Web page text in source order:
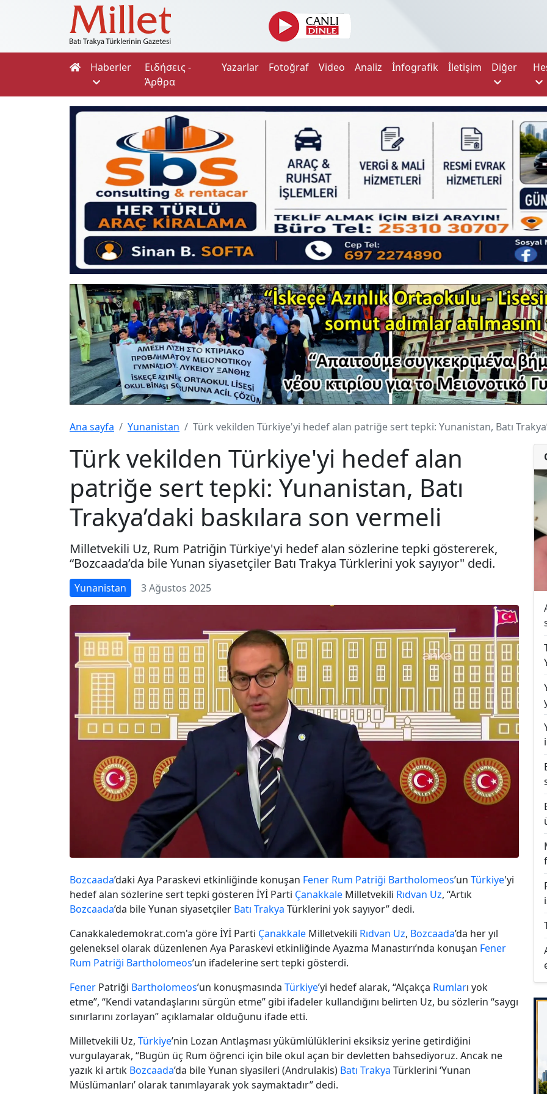
Haberler
Ειδήσεις -
Άρθρα
Yazarlar Fotoğraf Video Analiz İnfografik İletişim Diğer
Ana sayfa Yunanistan Türk vekilden Türkiye'yi hedef alan patriğe sert tepki: Yunanistan, Batı
Türk vekilden Türkiye'yi hedef alan
patriğe sert tepki: Yunanistan, Batı
Trakya’daki baskılara son vermeli
Milletvekili Uz, Rum Patriğin Türkiye'yi hedef alan sözlerine tepki göstererek,
“Bozcaada’da bile Yunan siyasetçiler Batı Trakya Türklerini yok sayıyor" dedi.
Yunanistan 3 Ağustos 2025
Bozcaada’daki Aya Paraskevi etkinliğinde konuşan Fener Rum Patriği Bartholomeos’un Türkiye'yi
hedef alan sözlerine sert tepki gösteren İYİ Parti Çanakkale Milletvekili Rıdvan Uz, “Artık
Bozcaada’da bile Yunan siyasetçiler Batı Trakya Türklerini yok sayıyor” dedi.
Canakkaledemokrat.com'a göre İYİ Parti Çanakkale Milletvekili Rıdvan Uz, Bozcaada’da her yıl
geleneksel olarak düzenlenen Aya Paraskevi etkinliğinde Ayazma Manastırı’nda konuşan Fener
Rum Patriği Bartholomeos’un ifadelerine sert tepki gösterdi.
Fener Patriği Bartholomeos’un konuşmasında Türkiye’yi hedef alarak, “Alçakça Rumları yok
etme”, “Kendi vatandaşlarını sürgün etme” gibi ifadeler kullandığını belirten Uz, bu sözlerin “saygı
sınırlarını zorlayan” açıklamalar olduğunu ifade etti.
Milletvekili Uz, Türkiye’nin Lozan Antlaşması yükümlülüklerini eksiksiz yerine getirdiğini
vurgulayarak, “Bugün üç Rum öğrenci için bile okul açan bir devletten bahsediyoruz. Ancak ne
yazık ki artık Bozcaada’da bile Yunan siyasileri (Andrulakis) Batı Trakya Türklerini ‘Yunan
Müslümanları’ olarak tanımlayarak yok saymaktadır” dedi.